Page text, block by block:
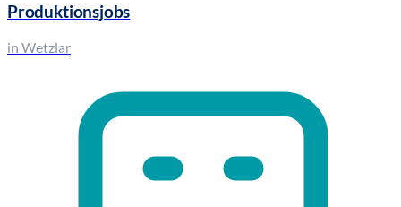
Produktionsjobs
in Wetzlar